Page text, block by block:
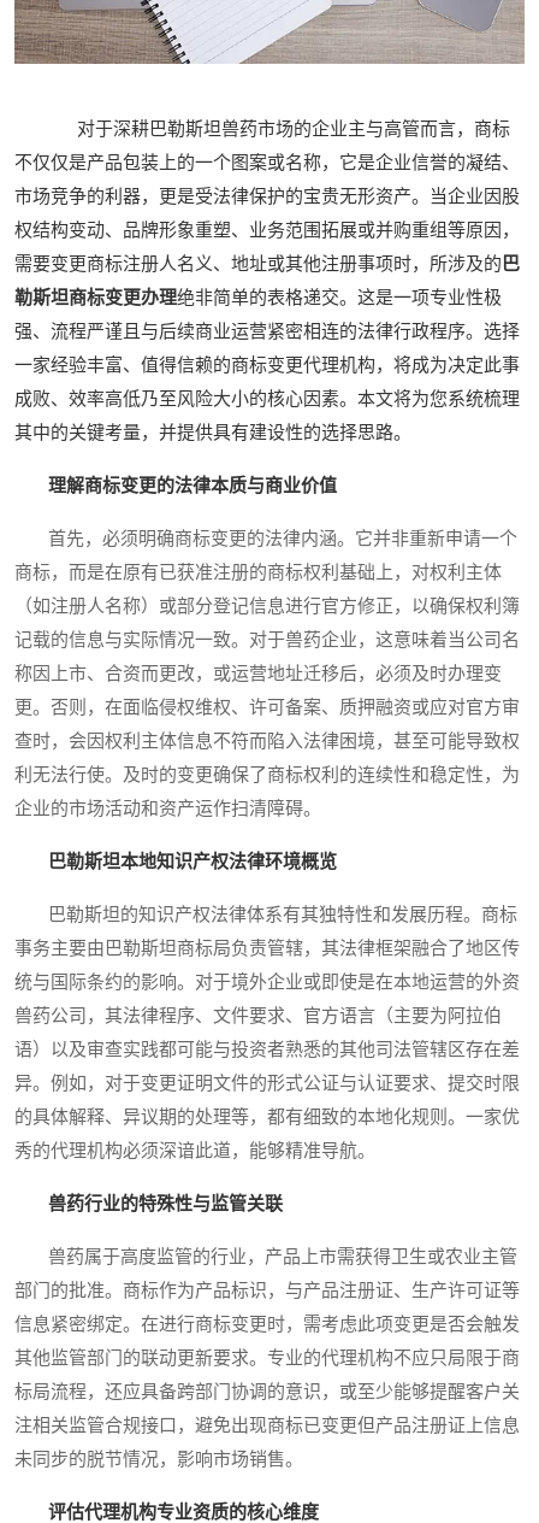
对于深耕巴勒斯坦兽药市场的企业主与高管而言，商标
不仅仅是产品包装上的一个图案或名称，它是企业信誉的凝结、
市场竞争的利器，更是受法律保护的宝贵无形资产。当企业因股
权结构变动、品牌形象重塑、业务范围拓展或并购重组等原因，
需要变更商标注册人名义、地址或其他注册事项时，所涉及的 巴
勒斯坦商标变更办理绝非简单的表格递交。这是一项专业性极
强、流程严谨且与后续商业运营紧密相连的法律行政程序。选择
一家经验丰富、值得信赖的商标变更代理机构，将成为决定此事
成败、效率高低乃至风险大小的核心因素。本文将为您系统梳理
其中的关键考量，并提供具有建设性的选择思路。
理解商标变更的法律本质与商业价值
首先，必须明确商标变更的法律内涵。它并非重新申请一个
商标，而是在原有已获准注册的商标权利基础上，对权利主体
（如注册人名称）或部分登记信息进行官方修正，以确保权利簿
记载的信息与实际情况一致。对于兽药企业，这意味着当公司名
称因上市、合资而更改，或运营地址迁移后，必须及时办理变
更。否则，在面临侵权维权、许可备案、质押融资或应对官方审
查时，会因权利主体信息不符而陷入法律困境，甚至可能导致权
利无法行使。及时的变更确保了商标权利的连续性和稳定性，为
企业的市场活动和资产运作扫清障碍。
巴勒斯坦本地知识产权法律环境概览
巴勒斯坦的知识产权法律体系有其独特性和发展历程。商标
事务主要由巴勒斯坦商标局负责管辖，其法律框架融合了地区传
统与国际条约的影响。对于境外企业或即使是在本地运营的外资
兽药公司，其法律程序、文件要求、官方语言（主要为阿拉伯
语）以及审查实践都可能与投资者熟悉的其他司法管辖区存在差
异。例如，对于变更证明文件的形式公证与认证要求、提交时限
的具体解释、异议期的处理等，都有细致的本地化规则。一家优
秀的代理机构必须深谙此道，能够精准导航。
兽药行业的特殊性与监管关联
兽药属于高度监管的行业，产品上市需获得卫生或农业主管
部门的批准。商标作为产品标识，与产品注册证、生产许可证等
信息紧密绑定。在进行商标变更时，需考虑此项变更是否会触发
其他监管部门的联动更新要求。专业的代理机构不应只局限于商
标局流程，还应具备跨部门协调的意识，或至少能够提醒客户关
注相关监管合规接口，避免出现商标已变更但产品注册证上信息
未同步的脱节情况，影响市场销售。
评估代理机构专业资质的核心维度